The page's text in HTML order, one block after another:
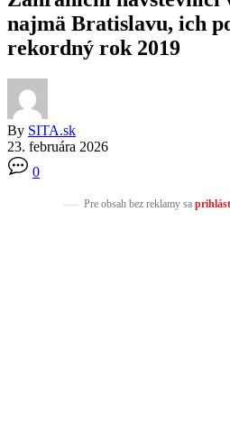
najmä Bratislavu, ich
rekordný rok 2019
By SITA.sk
23. februára 2026
0
Pre obsah bez reklamy sa